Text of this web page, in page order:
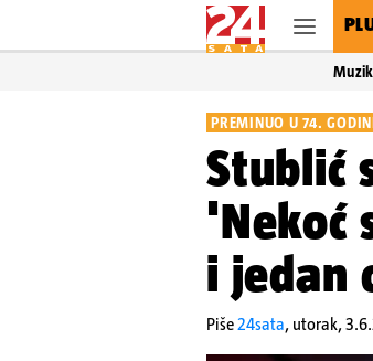
PREMINUO U 74.
Stublić
'Nekoć
i jedan
Piše24sata, utorak,